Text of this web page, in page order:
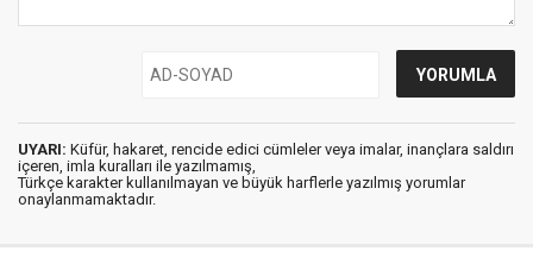
UYARI: Küfür, hakaret, rencide edici cümleler veya imalar, inançlara saldırı
içeren, imla kuralları ile yazılmamış,
Türkçe karakter kullanılmayan ve büyük harflerle yazılmış yorumlar
onaylanmamaktadır.